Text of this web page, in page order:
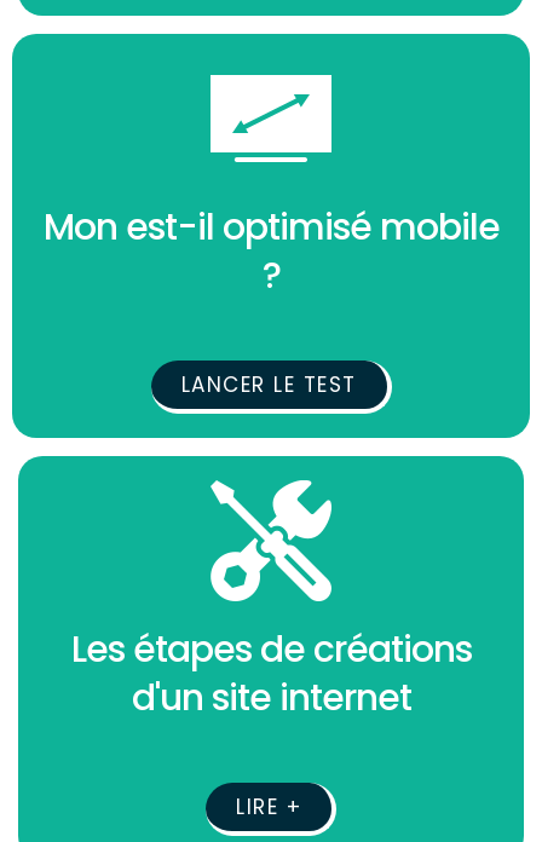
Mon est-il optimisé mobile
?
LANCER LE TEST
Les étapes de créations
d'un site internet
LIRE +